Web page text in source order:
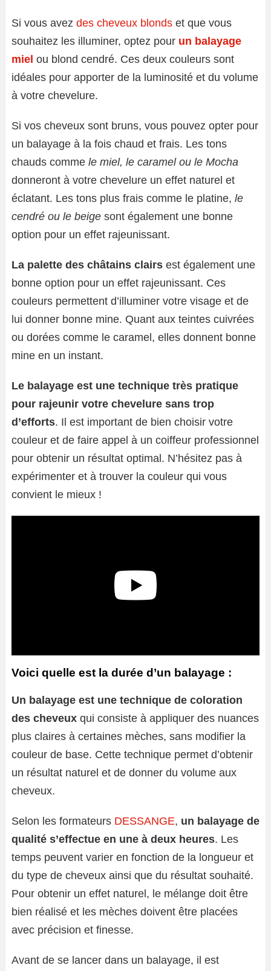
Si vous avez des cheveux blonds et que vous
souhaitez les illuminer, optez pour un balayage
miel ou blond cendré. Ces deux couleurs sont
idéales pour apporter de la luminosité et du volume
à votre chevelure.
Si vos cheveux sont bruns, vous pouvez opter pour
un balayage à la fois chaud et frais. Les tons
chauds comme le miel, le caramel ou le Mocha
donneront à votre chevelure un effet naturel et
éclatant. Les tons plus frais comme le platine, le
cendré ou le beige sont également une bonne
option pour un effet rajeunissant.
La palette des châtains clairs est également une
bonne option pour un effet rajeunissant. Ces
couleurs permettent d’illuminer votre visage et de
lui donner bonne mine. Quant aux teintes cuivrées
ou dorées comme le caramel, elles donnent bonne
mine en un instant.
Le balayage est une technique très pratique
pour rajeunir votre chevelure sans trop
d’efforts. Il est important de bien choisir votre
couleur et de faire appel à un coiffeur professionnel
pour obtenir un résultat optimal. N’hésitez pas à
expérimenter et à trouver la couleur qui vous
convient le mieux !
Voici quelle est la durée d’un balayage :
Un balayage est une technique de coloration
des cheveux qui consiste à appliquer des nuances
plus claires à certaines mèches, sans modifier la
couleur de base. Cette technique permet d’obtenir
un résultat naturel et de donner du volume aux
cheveux.
Selon les formateurs DESSANGE, un balayage de
qualité s’effectue en une à deux heures. Les
temps peuvent varier en fonction de la longueur et
du type de cheveux ainsi que du résultat souhaité.
Pour obtenir un effet naturel, le mélange doit être
bien réalisé et les mèches doivent être placées
avec précision et finesse.
Avant de se lancer dans un balayage, il est